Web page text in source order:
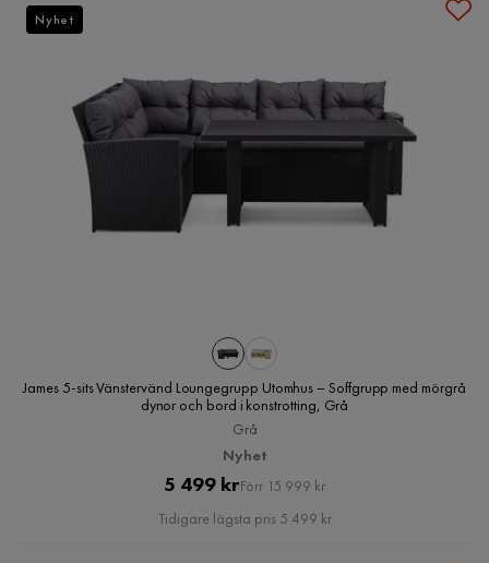
James 5-sits Vänstervänd Loungegrupp Utomhus – Soffgrupp med mörgrå
dynor och bord i konstrotting, Grå
Grå
Nyhet
Pris
5 499 krOriginal
Pris
Förr 15 999 kr
Tidigare lägsta pris 5 499 kr
Nyhet